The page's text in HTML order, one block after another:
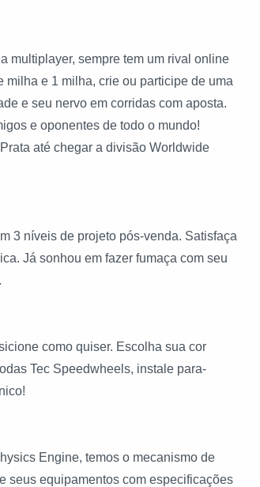
multiplayer, sempre tem um rival online
e 1 milha, crie ou participe de uma
e seu nervo em corridas com aposta.
e oponentes de todo o mundo!
até chegar a divisão Worldwide
3 níveis de projeto pós-venda. Satisfaça
Já sonhou em fazer fumaça com seu
como quiser. Escolha sua cor
Tec Speedwheels, instale para-
Engine, temos o mecanismo de
seus equipamentos com especificações